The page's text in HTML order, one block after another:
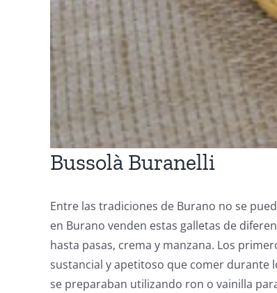
Bussolà Buranelli
Entre las tradiciones de Burano no se
en Burano venden estas galletas de
hasta pasas, crema y manzana. Los
sustancial y apetitoso que comer durante
se preparaban utilizando ron o vainilla